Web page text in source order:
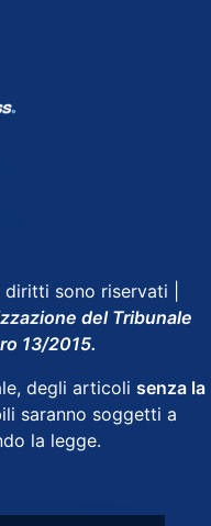
sono riservati |
del Tribunale
13/2015.
degli articoli senza la
saranno soggetti a
la legge.